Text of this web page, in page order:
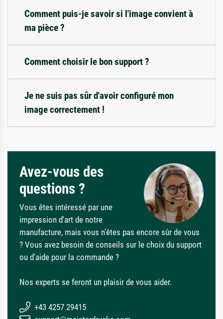
Comment puis-je savoir si l'image convient à
ma pièce ?
Comment choisir le bon support ?
Je ne suis pas sûr d'avoir configuré mon
image correctement !
Avez-vous des
questions ?
Vous êtes intéressé par une
impression d'art de notre
manufacture, mais vous n'êtes pas encore sûr de vous
? Vous avez besoin de conseils sur le choix du support
ou d'aide pour la commande ?
Nos experts se feront un plaisir de vous aider.
+43 4257 29415